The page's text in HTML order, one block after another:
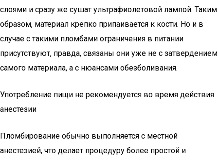
слоями и сразу же сушат ультрафиолетовой лампой. Таким
образом, материал крепко припаивается к кости. Но и в
случае с такими пломбами ограничения в питании
присутствуют, правда, связаны они уже не с затвердением
самого материала, а с нюансами обезболивания.
Употребление пищи не рекомендуется во время действия
анестезии
Пломбирование обычно выполняется с местной
анестезией, что делает процедуру более простой и